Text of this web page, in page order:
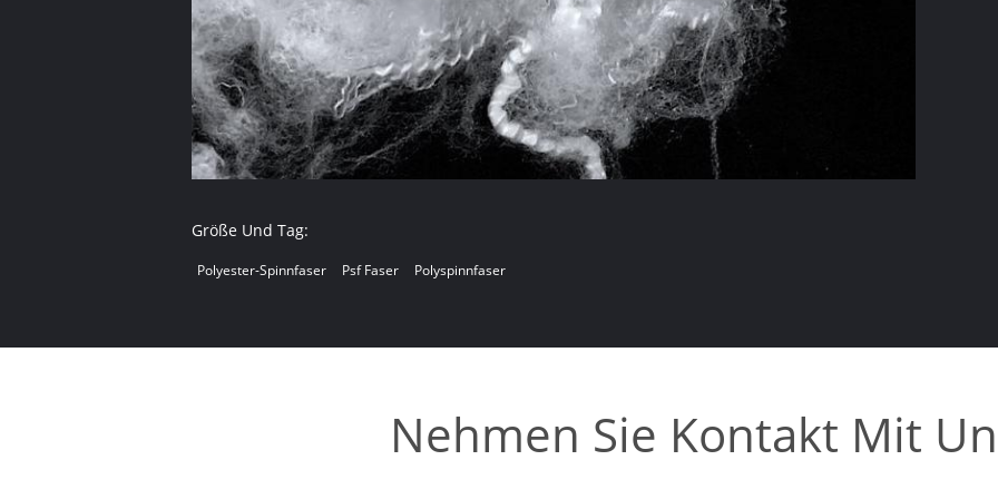
Größe Und Tag:
Polyester-Spinnfaser Psf Faser Polyspinnfaser
Nehmen Sie Kontakt Mit